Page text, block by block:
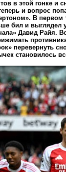
в этой гонке
и вопрос
В
бил и выглядел
Давид Райя.
перевернуть
становилось